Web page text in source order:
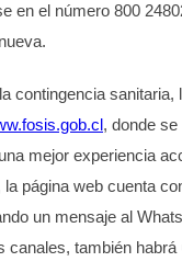
en el número 800
contingencia
, donde
mejor experiencia
página web cuenta
un mensaje al
también habrá